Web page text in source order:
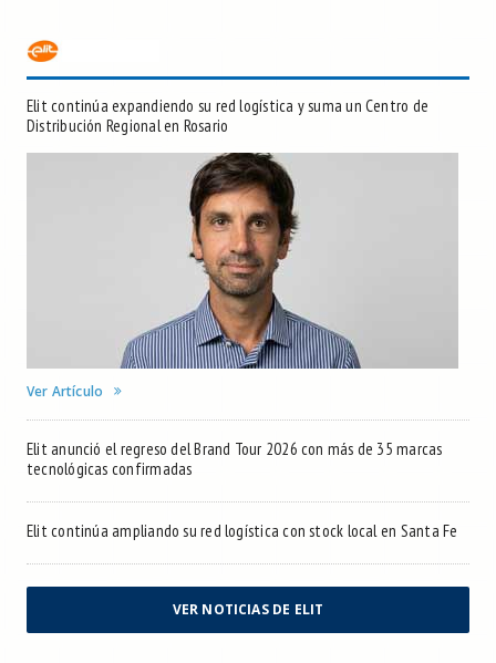
Elit continúa expandiendo su red logística y suma un Centro de
Distribución Regional en Rosario
Ver Artículo
Elit anunció el regreso del Brand Tour 2026 con más de 35 marcas
tecnológicas confirmadas
Elit continúa ampliando su red logística con stock local en Santa Fe
VER NOTICIAS DE ELIT